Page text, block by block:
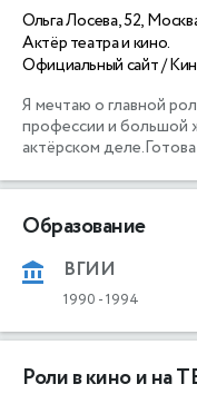
Ольга Лосева, 52,
Актёр театра и кино.
Официальный сайт /
Я мечтаю о главной
профессии и большой
Образование
ВГИИ
1990 -1994
Роли в кино и на